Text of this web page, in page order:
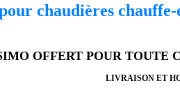
chaudières
OFFERT POUR TOUTE
LIVRAISON ET